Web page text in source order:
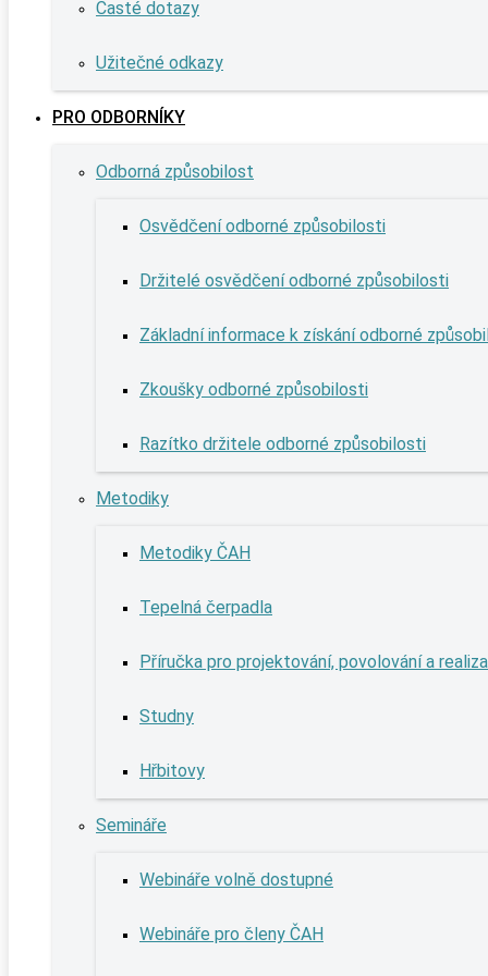
Časté dotazy
Užitečné odkazy
PRO ODBORNÍKY
Odborná způsobilost
Osvědčení odborné způsobilosti
Držitelé osvědčení odborné způsobilosti
Základní informace k získání odborné
Zkoušky odborné způsobilosti
Razítko držitele odborné způsobilosti
Metodiky
Metodiky ČAH
Tepelná čerpadla
Příručka pro projektování, povolování a
Studny
Hřbitovy
Semináře
Webináře volně dostupné
Webináře pro členy ČAH